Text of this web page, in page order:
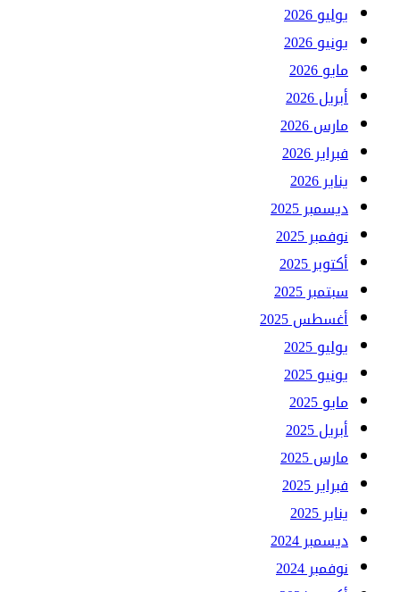
يوليو 2026
يونيو 2026
مايو 2026
أبريل 2026
مارس 2026
فبراير 2026
يناير 2026
ديسمبر 2025
نوفمبر 2025
أكتوبر 2025
سبتمبر 2025
أغسطس 2025
يوليو 2025
يونيو 2025
مايو 2025
أبريل 2025
مارس 2025
فبراير 2025
يناير 2025
ديسمبر 2024
نوفمبر 2024